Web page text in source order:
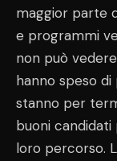
maggior parte
e programmi
non può
hanno speso
stanno per
buoni
loro percorso.